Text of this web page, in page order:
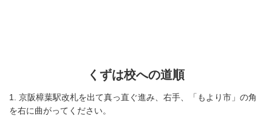
くずは校への道順
1. 京阪樟葉駅改札を出て真っ直ぐ進み、右手、「もより市」の角
を右に曲がってください。